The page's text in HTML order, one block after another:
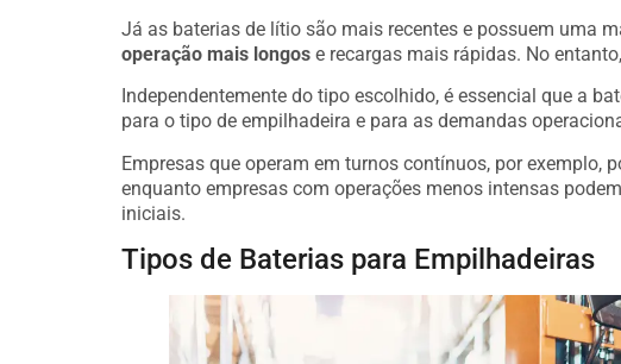
Já as baterias de lítio são mais recentes e possuem uma
operação mais longos e recargas mais rápidas. No
Independentemente do tipo escolhido, é essencial que a
para o tipo de empilhadeira e para as demandas
Empresas que operam em turnos contínuos, por exemplo,
enquanto empresas com operações menos intensas
iniciais.
Tipos de Baterias para Empilhadeiras